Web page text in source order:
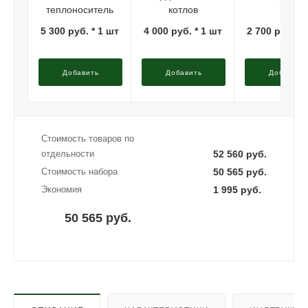
теплоноситель
5 300 руб. * 1 шт
Добавить
котлов
4 000 руб. * 1 шт
Добавить
2 700 руб. *
Добавить
Стоимость товаров по
отдельности
52 560 руб.
Стоимость набора 50 565 руб.
Экономия 1 995 руб.
50 565 руб.